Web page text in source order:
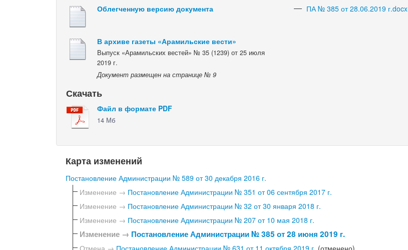
Облегченную версию документа
В архиве газеты «Арамильские вести»
Выпуск «Арамильских вестей» № 35 (1239) от 25 июля
2019 г.
Документ размещен на странице № 9
Скачать
Файл в формате PDF
14 Мб
ПА № 385 от 28.06.2019 г.docx
Карта изменений
Постановление Администрации № 589 от 30 декабря 2016 г.
Изменение → Постановление Администрации № 351 от 06 сентября 2017 г.
Изменение → Постановление Администрации № 32 от 30 января 2018 г.
Изменение → Постановление Администрации № 207 от 10 мая 2018 г.
Изменение → Постановление Администрации № 385 от 28 июня 2019 г.
Отмена → Постановление Администрации № 631 от 11 октября 2019 г. (отменено)